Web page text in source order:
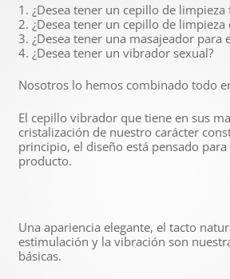
1. ¿Desea tener un cepillo de limpieza
2. ¿Desea tener un cepillo de limpieza
3. ¿Desea tener una masajeador para
4. ¿Desea tener un vibrador sexual?
Nosotros lo hemos combinado todo
El cepillo vibrador que tiene en sus
cristalización de nuestro carácter
principio, el diseño está pensado
producto.
Una apariencia elegante, el tacto
estimulación y la vibración son
básicas.